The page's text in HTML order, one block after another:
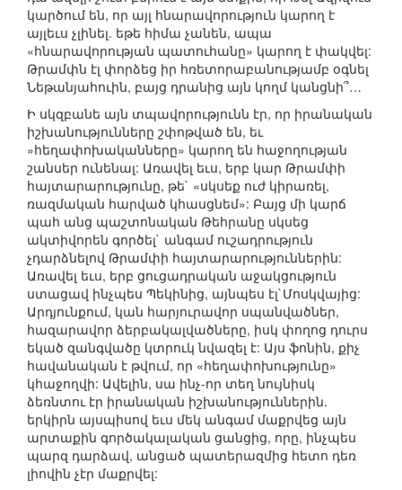
կարծում են, որ այլ հնարավորություն կարող է
այլեւս չլինել. եթե հիմա չանեն, ապա
«հնարավորության պատուհանը» կարող է փակվել:
Թրամփն էլ փորձեց իր հռետորաբանությամբ օգնել
Նեթանյահուին, բայց դրանից այն կողմ կանցնի՞…
Ի սկզբանե այն տպավորությունն էր, որ իրանական
իշխանությունները շփոթված են, եւ
»հեղափոխականները» կարող են հաջողության
շանսեր ունենալ: Առավել եւս, երբ կար Թրամփի
հայտարարությունը, թե` «սկսեք ուժ կիրառել,
ռազմական հարված կհասցնեմ»: Բայց մի կարճ
պահ անց պաշտոնական Թեհրանը սկսեց
ակտիվորեն գործել` անգամ ուշադրություն
չդարձնելով Թրամփի հայտարարություններին:
Առավել եւս, երբ ցուցադրական աջակցություն
ստացավ ինչպես Պեկինից, այնպես էլ`Մոսկվայից:
Արդյունքում, կան հարյուրավոր սպանվածներ,
հազարավոր ձերբակալվածները, իսկ փողոց դուրս
եկած զանգվածը կտրուկ նվազել է: Այս ֆոնին, քիչ
հավանական է թվում, որ «հեղափոխությունը»
կհաջողվի: Ավելին, սա ինչ-որ տեղ նույնիսկ
ձեռնտու էր իրանական իշխանություններին.
երկիրն այսպիսով եւս մեկ անգամ մաքրվեց այն
արտաքին գործակալական ցանցից, որը, ինչպես
պարզ դարձավ, անցած պատերազմից հետո դեռ
լիովին չէր մաքրվել: